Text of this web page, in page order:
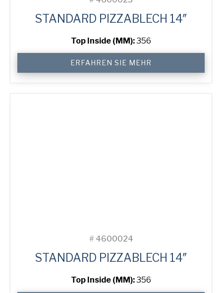
STANDARD PIZZABLECH 14″
Top Inside (MM):356
Pizza
Tray
Menge
ERFAHREN SIE MEHR
# 4600024
STANDARD PIZZABLECH 14″
Top Inside (MM):356